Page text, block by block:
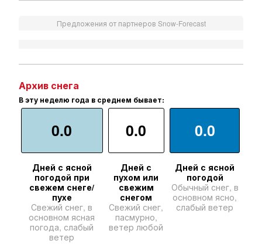
Предложения от партнеров Snow-Forecast
Архив снега
В эту неделю года в среднем бывает:
0.0
Дней с ясной
погодой при
свежем снеге/
пухе
Свежий снег, в
основном ясная
погода, слабый
ветер
0.0
Дней с
пухом или
свежим
снегом
Свежий снег,
пасмурно,
ветер любой
0.0
Дней с ясной
погодой
Обычный снег, в
основном ясно,
слабый ветер